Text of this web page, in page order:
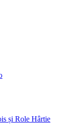
și Role Hârtie